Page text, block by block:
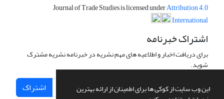
این وب سایت از کوکی ها برای اطمینان از ارائه بهترین
Journal of Trade Studies is licensed underAttribution 4.0
International
اشتراک خبرنامه
برای دریافت اخبار و اطلاعیه های مهم نشریه در خبرنامه نشریه مشترک
شوید.
اشتراک